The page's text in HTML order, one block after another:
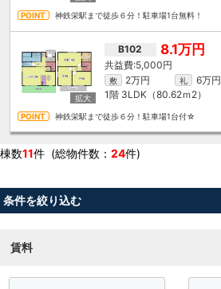
神鉄栄駅まで徒歩６分！駐車場1台無料！
B102 8.1万円
5,000円
敷 2万円 礼
6万円
1階 3LDK（80.62ｍ 2）
神鉄栄駅まで徒歩６分！駐車場1台付☆
棟数11件 (総物件数： 24件)
条件を絞り込む
賃料